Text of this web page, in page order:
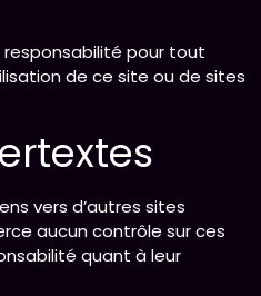
pour tout
de ce site ou de sites
vers d’autres sites
aucun contrôle sur ces
quant à leur